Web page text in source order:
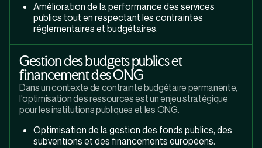
Amélioration de la performance des services
publics tout en respectant les contraintes
réglementaires et budgétaires.
Gestion des budgets publics et
financement des ONG
Dans un contexte de contrainte budgétaire permanente,
l'optimisation des ressources est un enjeu stratégique
pour les institutions publiques et les ONG.
Optimisation de la gestion des fonds publics, des
subventions et des financements européens.